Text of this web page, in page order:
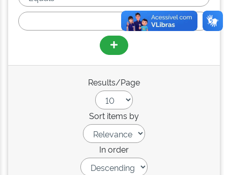
Results/Page
Sort items by
In order